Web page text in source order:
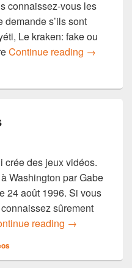
connaissez-vous les
demande s’ils sont
Le kraken: fake ou
Continue reading Les
→
crée des jeux vidéos.
Washington par Gabe
24 août 1996. Si vous
sûrement
reading Valve et ses
→